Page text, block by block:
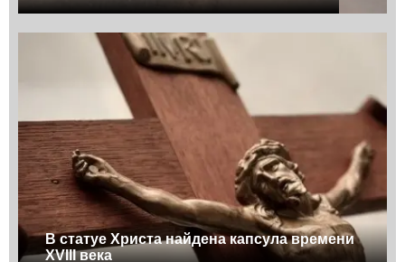
В статуе Христа найдена капсула времени
XVIII века